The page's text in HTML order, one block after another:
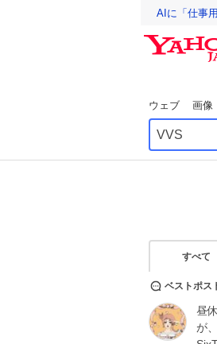
AIに「仕事
ウェブ 画像
すべて
ベストポス
昼
が